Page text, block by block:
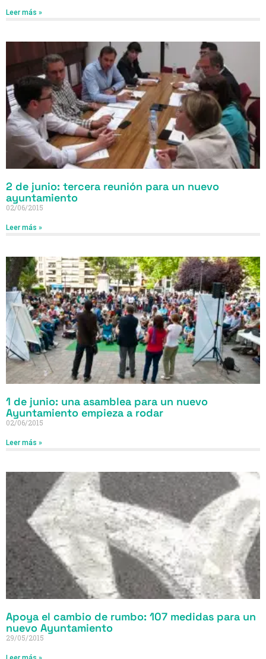
Leer más »
2 de junio: tercera reunión para un nuevo
ayuntamiento
02/06/2015
Leer más »
1 de junio: una asamblea para un nuevo
Ayuntamiento empieza a rodar
02/06/2015
Leer más »
Apoya el cambio de rumbo: 107 medidas para un
nuevo Ayuntamiento
29/05/2015